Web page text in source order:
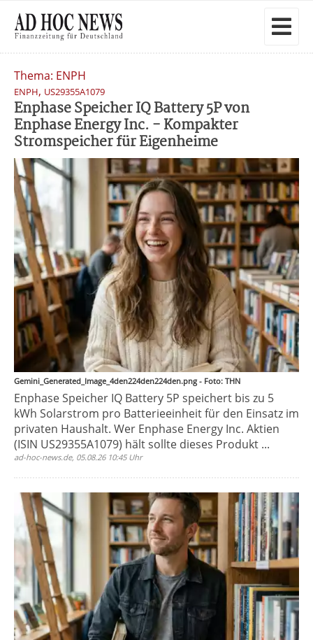
Thema: ENPH
ENPH, US29355A1079
Enphase Speicher IQ Battery 5P von
Enphase Energy Inc. - Kompakter
Stromspeicher für Eigenheime
Gemini_Generated_Image_4den224den224den.png - Foto: THN
Enphase Speicher IQ Battery 5P speichert bis zu 5
kWh Solarstrom pro Batterieeinheit für den Einsatz im
privaten Haushalt. Wer Enphase Energy Inc. Aktien
(ISIN US29355A1079) hält sollte dieses Produkt ...
ad-hoc-news.de, 05.08.26 10:45 Uhr